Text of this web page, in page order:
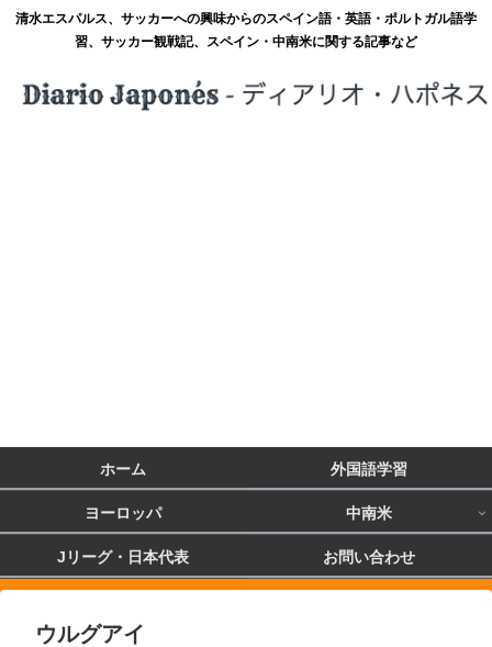
清水エスパルス、サッカーへの興味からのスペイン語・英語・ポルトガル語学
習、サッカー観戦記、スペイン・中南米に関する記事など
ホーム 外国語学習
ヨーロッパ 中南米
Jリーグ・日本代表 お問い合わせ
ウルグアイ